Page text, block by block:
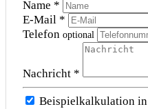
Name *
E-Mail *
Telefon optional
Nachricht *
Beispielkalkulation